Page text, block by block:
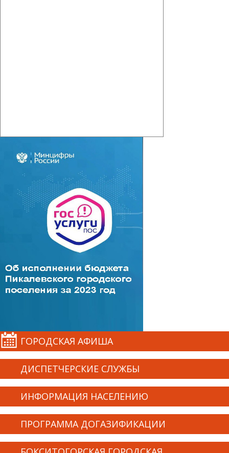
ГОРОДСКАЯ АФИША
ДИСПЕТЧЕРСКИЕ СЛУЖБЫ
ИНФОРМАЦИЯ НАСЕЛЕНИЮ
ПРОГРАММА ДОГАЗИФИКАЦИИ